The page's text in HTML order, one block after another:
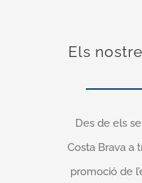
Els
Des de els
Costa Brava a
promoció de